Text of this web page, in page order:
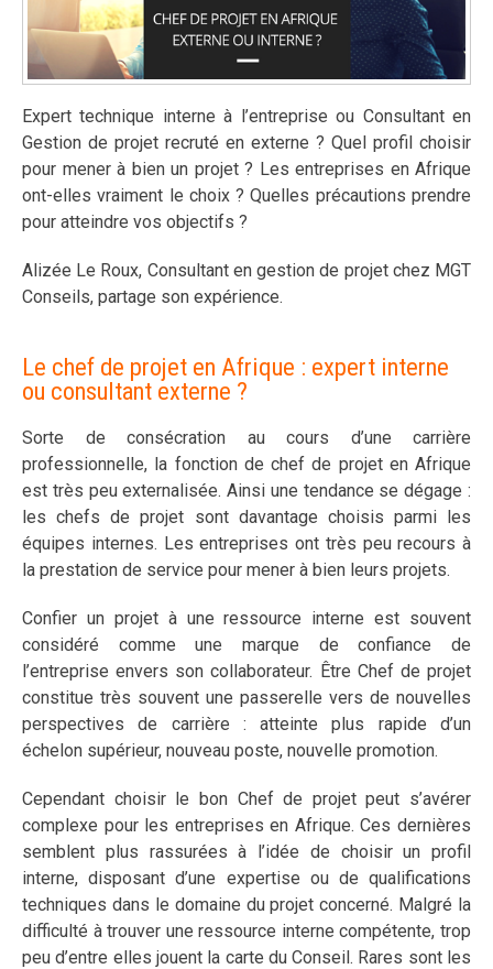
Expert technique interne à l’entreprise ou Consultant en
Gestion de projet recruté en externe ? Quel profil choisir
pour mener à bien un projet ? Les entreprises en Afrique
ont-elles vraiment le choix ? Quelles précautions prendre
pour atteindre vos objectifs ?
Alizée Le Roux, Consultant en gestion de projet chez MGT
Conseils, partage son expérience.
Le chef de projet en Afrique : expert interne
ou consultant externe ?
Sorte de consécration au cours d’une carrière
professionnelle, la fonction de chef de projet en Afrique
est très peu externalisée. Ainsi une tendance se dégage :
les chefs de projet sont davantage choisis parmi les
équipes internes. Les entreprises ont très peu recours à
la prestation de service pour mener à bien leurs projets.
Confier un projet à une ressource interne est souvent
considéré comme une marque de confiance de
l’entreprise envers son collaborateur. Être Chef de projet
constitue très souvent une passerelle vers de nouvelles
perspectives de carrière : atteinte plus rapide d’un
échelon supérieur, nouveau poste, nouvelle promotion.
Cependant choisir le bon Chef de projet peut s’avérer
complexe pour les entreprises en Afrique. Ces dernières
semblent plus rassurées à l’idée de choisir un profil
interne, disposant d’une expertise ou de qualifications
techniques dans le domaine du projet concerné. Malgré la
difficulté à trouver une ressource interne compétente, trop
peu d’entre elles jouent la carte du Conseil. Rares sont les